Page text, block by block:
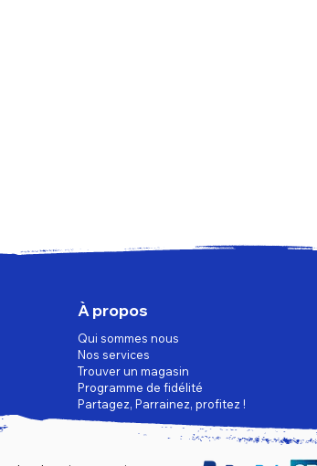
À propos
Qui sommes nous
Nos services
Trouver un magasin
Programme de fidélité
Partagez, Parrainez, profitez !